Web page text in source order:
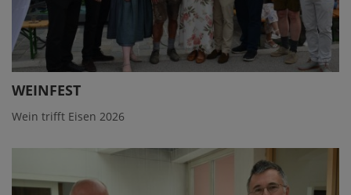
WEINFEST
Wein trifft Eisen 2026